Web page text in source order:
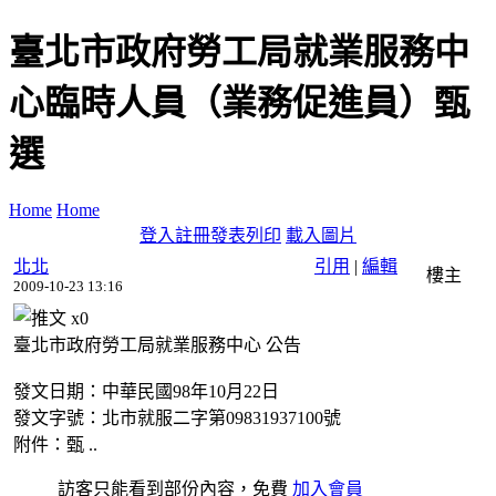
臺北市政府勞工局就業服務中
心臨時人員（業務促進員）甄
選
Home Home
登入註冊發表列印 載入圖片
引用 | 編輯
北北
2009-10-23 13:16
樓主
x0
臺北市政府勞工局就業服務中心 公告
發文日期：中華民國98年10月22日
發文字號：北市就服二字第09831937100號
附件：甄 ..
訪客只能看到部份內容，免費 加入會員